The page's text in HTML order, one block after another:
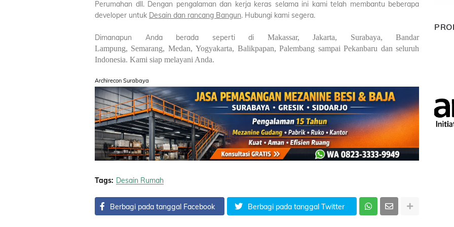
Perumahan dll. Dengan pengalaman dan kerja keras selama ini kami telah membantu beberapa
developer untuk Desain dan rancang Bangun. Hubungi kami segera.
Dimanapun Anda berada seperti di Makassar, Jakarta, Surabaya, Bandar
Lampung, Semarang, Medan,Yogyakarta, Balikpapan,Palembang sampaiPekanbaru dan seluruh
Indonesia. Kami siap melayani Anda.
Archirecon Surabaya
Tags: Desain Rumah
Berbagi pada tanggal Facebook Berbagi pada tanggal Twitter